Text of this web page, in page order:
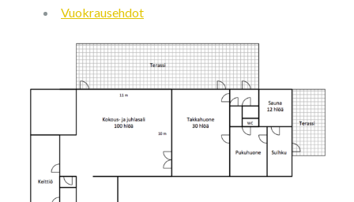
Vuokrausehdot